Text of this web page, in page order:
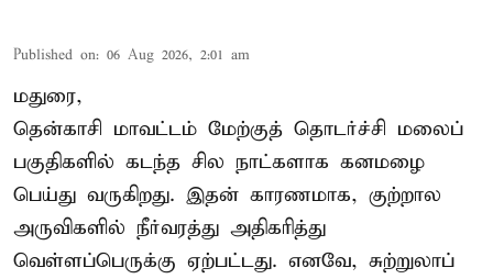
Published on: 06 Aug 2026, 2:01 am
மதுரை,
தென்காசி மாவட்டம் மேற்குத் தொடர்ச்சி மலைப்
பகுதிகளில் கடந்த சில நாட்களாக கனமழை
பெய்து வருகிறது. இதன் காரணமாக, குற்றால
அருவிகளில் நீர்வரத்து அதிகரித்து
வெள்ளப்பெருக்கு ஏற்பட்டது. எனவே, சுற்றுலாப்